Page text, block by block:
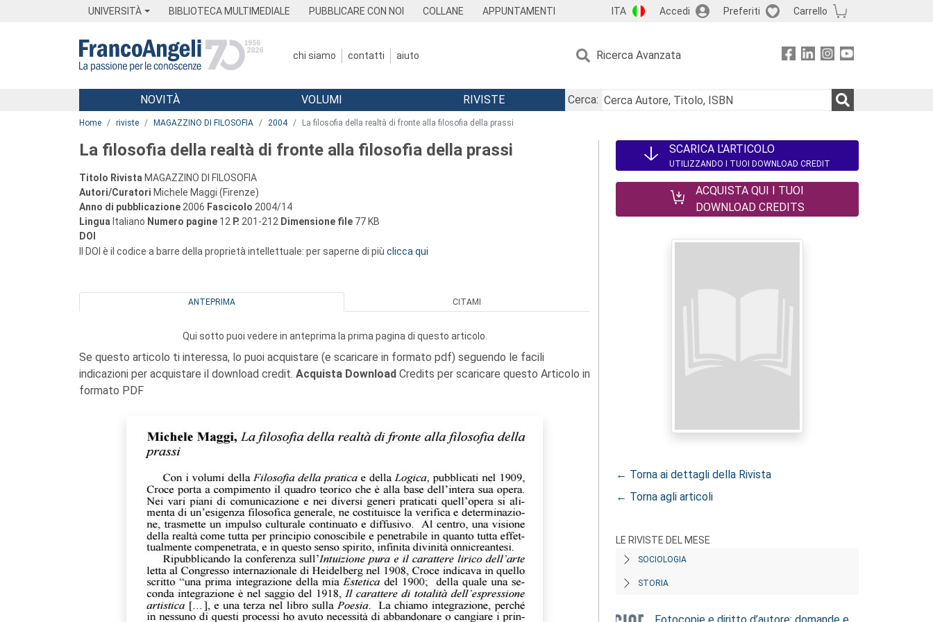
UNIVERSITÀ BIBLIOTECA MULTIMEDIALE PUBBLICARE CON NOI COLLANE APPUNTAMENTI ITA Accedi Preferiti Carrello
chi siamo contatti aiuto Ricerca Avanzata
Menu
NOVITÀ VOLUMI RIVISTE
Cerca:
Home riviste MAGAZZINO DI FILOSOFIA 2004 La filosofia della realtà di fronte alla filosofia della prassi
La filosofia della realtà di fronte alla filosofia della prassi
Titolo Rivista MAGAZZINO DI FILOSOFIA
Autori/Curatori Michele Maggi (Firenze)
Anno di pubblicazione 2006 Fascicolo 2004/14
Lingua Italiano Numero pagine 12 P. 201-212 Dimensione file 77 KB
DOI
Il DOI è il codice a barre della proprietà intellettuale: per saperne di più clicca qui
ANTEPRIMA CITAMI
Qui sotto puoi vedere in anteprima la prima pagina di questo articolo.
Se questo articolo ti interessa, lo puoi acquistare (e scaricare in formato pdf) seguendo le facili
indicazioni per acquistare il download credit. Acquista Download Credits per scaricare questo Articolo in
formato PDF
SCARICA L'ARTICOLO
UTILIZZANDO I TUOI DOWNLOAD CREDIT
ACQUISTA QUI I TUOI
DOWNLOAD CREDITS
← Torna ai dettagli della Rivista
← Torna agli articoli
LE RIVISTE DEL MESE
SOCIOLOGIA
STORIA